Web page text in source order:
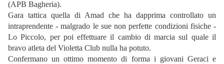
(APB Bagheria).
Gara tattica quella di Amad che ha dapprima controllato un
intraprendente - malgrado le sue non perfette condizioni fisiche -
Lo Piccolo, per poi effettuare il cambio di marcia sul quale il
bravo atleta del Violetta Club nulla ha potuto.
Confermano un ottimo momento di forma i giovani Geraci e